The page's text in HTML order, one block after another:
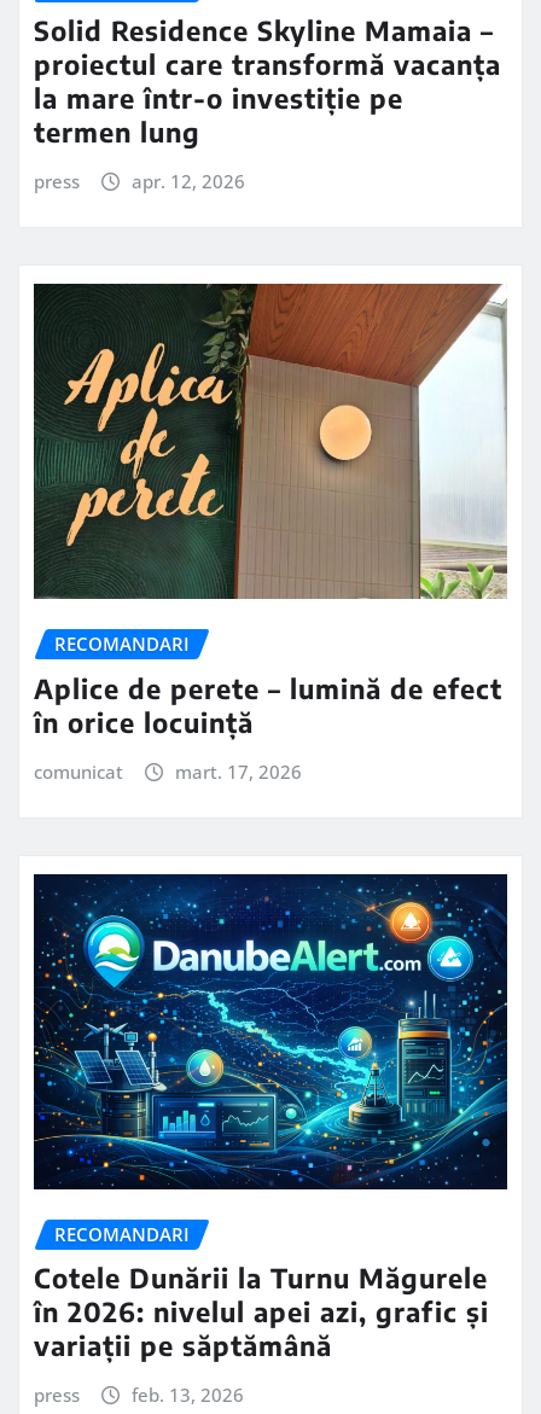
Solid Residence Skyline Mamaia –
proiectul care transformă vacanța
la mare într-o investiție pe
termen lung
press apr. 12, 2026
RECOMANDARI
Aplice de perete – lumină de efect
în orice locuință
comunicat mart. 17, 2026
RECOMANDARI
Cotele Dunării la Turnu Măgurele
în 2026: nivelul apei azi, grafic și
variații pe săptămână
press feb. 13, 2026